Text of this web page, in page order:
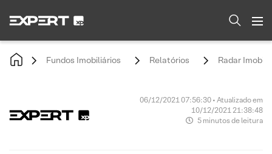
Fundos Imobiliários Relatórios Radar
06/12/2021 07:56:30 • Atualizado em
10/12/2021 21:38:48
5 minutos de leitura